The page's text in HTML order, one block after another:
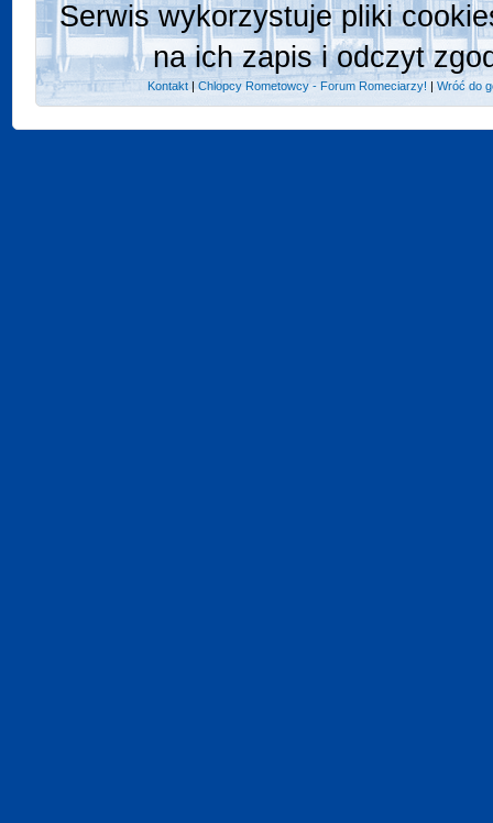
Serwis wykorzystuje pliki
na ich zapis i odczyt
Kontakt |Chlopcy Rometowcy - Forum Romeciarzy! |Wróć do